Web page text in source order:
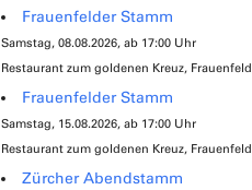
Frauenfelder Stamm
Samstag, 08.08.2026, ab 17:00 Uhr
Restaurant zum goldenen Kreuz, Frauenfeld
Frauenfelder Stamm
Samstag, 15.08.2026, ab 17:00 Uhr
Restaurant zum goldenen Kreuz, Frauenfeld
Zürcher Abendstamm